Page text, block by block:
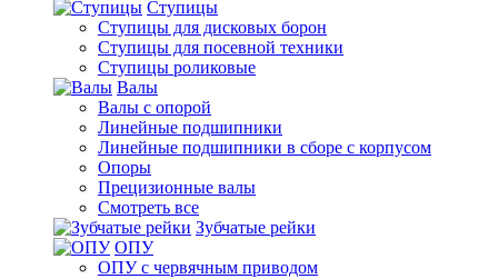
Ступицы
Ступицы для дисковых борон
Ступицы для посевной техники
Ступицы роликовые
Валы
Валы с опорой
Линейные подшипники
Линейные подшипники в сборе с корпусом
Опоры
Прецизионные валы
Смотреть все
Зубчатые рейки
ОПУ
ОПУ с червячным приводом